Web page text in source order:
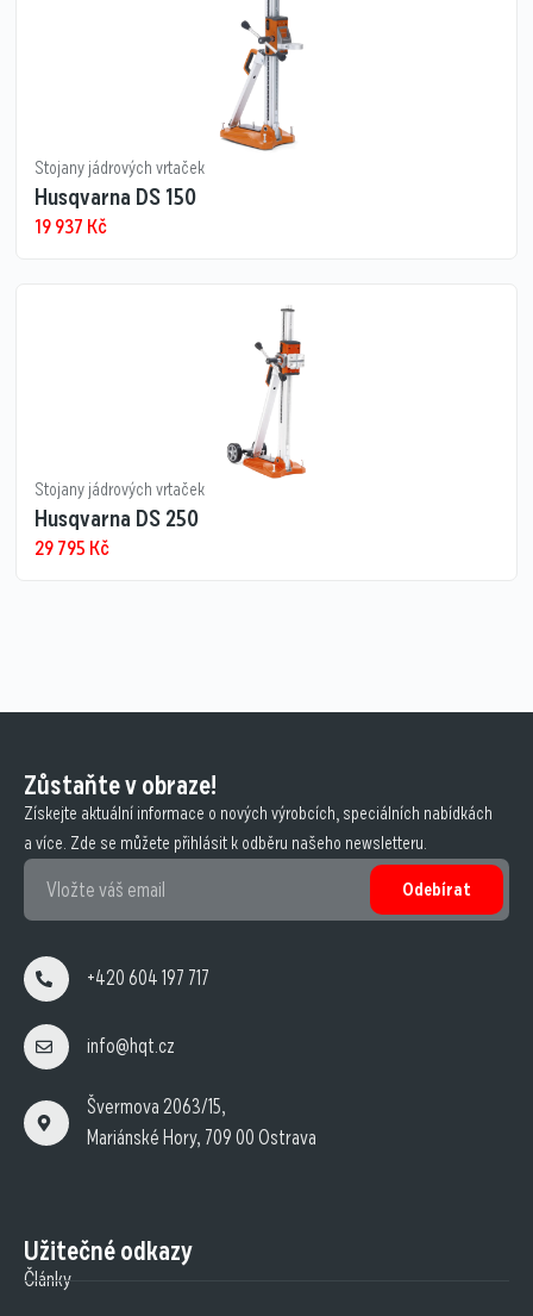
Stojany jádrových vrtaček
Husqvarna DS 150
19 937 Kč
Stojany jádrových vrtaček
Husqvarna DS 250
29 795 Kč
Zůstaňte v obraze!
Získejte aktuální informace o nových výrobcích, speciálních nabídkách
a více. Zde se můžete přihlásit k odběru našeho newsletteru.
Odebírat
+420 604 197 717
info@hqt.cz
Švermova 2063/15,
Mariánské Hory, 709 00 Ostrava
Užitečné odkazy
Články